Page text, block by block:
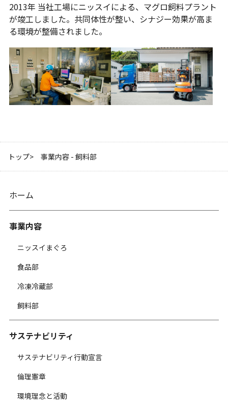
2013年 当社工場にニッスイによる、マグロ飼料プラント
が竣工しました。共同体性が整い、シナジー効果が高ま
る環境が整備されました。
トップ 事業内容 - 飼料部
ホーム
事業内容
ニッスイまぐろ
食品部
冷凍冷蔵部
飼料部
サステナビリティ
サステナビリティ行動宣言
倫理憲章
環境理念と活動